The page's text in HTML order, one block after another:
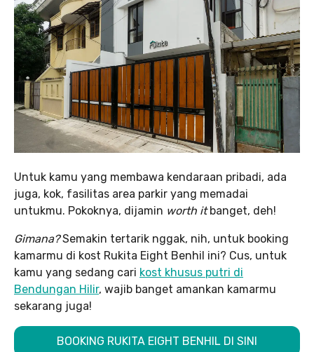
Untuk kamu yang membawa kendaraan pribadi, ada
juga, kok, fasilitas area parkir yang memadai
untukmu. Pokoknya, dijamin worth itbanget, deh!
Gimana?Semakin tertarik nggak, nih, untuk booking
kamarmu di kost Rukita Eight Benhil ini? Cus, untuk
kamu yang sedang cari kost khusus putri di
Bendungan Hilir, wajib banget amankan kamarmu
sekarang juga!
BOOKING RUKITA EIGHT BENHIL DI SINI